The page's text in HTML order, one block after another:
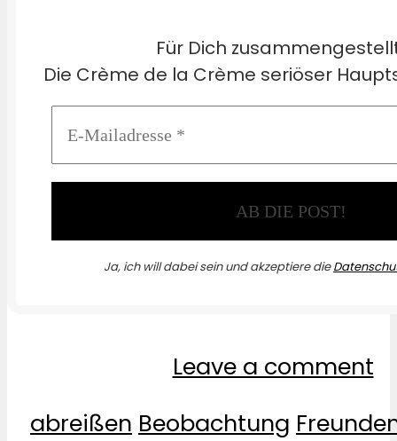
Für Dich
Die Crème de la Crème seriöser
Ja, ich will dabei sein und akzeptiere die
Leave a comment
abreißen Beobachtung